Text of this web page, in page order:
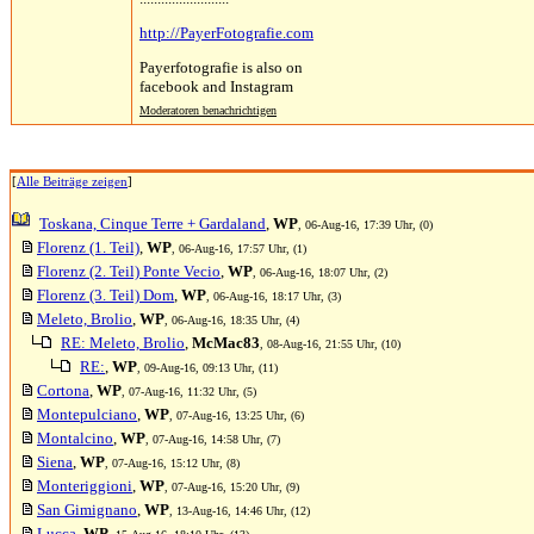
http://PayerFotografie.com
Payerfotografie is also on
facebook and Instagram
Moderatoren benachrichtigen
[Alle Beiträge zeigen]
Toskana, Cinque Terre + Gardaland, WP , 06-Aug-16, 17:39 Uhr, (0)
Florenz (1. Teil), WP , 06-Aug-16, 17:57 Uhr, (1)
Florenz (2. Teil) Ponte Vecio, WP , 06-Aug-16, 18:07 Uhr, (2)
Florenz (3. Teil) Dom, WP , 06-Aug-16, 18:17 Uhr, (3)
Meleto, Brolio, WP , 06-Aug-16, 18:35 Uhr, (4)
RE: Meleto, Brolio, McMac83 , 08-Aug-16, 21:55 Uhr, (10)
RE:, WP , 09-Aug-16, 09:13 Uhr, (11)
Cortona, WP , 07-Aug-16, 11:32 Uhr, (5)
Montepulciano, WP , 07-Aug-16, 13:25 Uhr, (6)
Montalcino, WP , 07-Aug-16, 14:58 Uhr, (7)
Siena, WP , 07-Aug-16, 15:12 Uhr, (8)
Monteriggioni, WP , 07-Aug-16, 15:20 Uhr, (9)
San Gimignano, WP , 13-Aug-16, 14:46 Uhr, (12)